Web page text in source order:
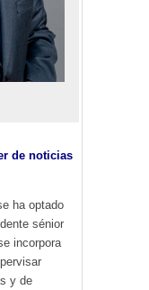
de noticias
ha optado
sénior
incorpora
y de